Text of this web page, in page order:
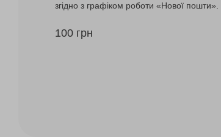
згідно з графіком роботи «Нової пошти».
100 грн